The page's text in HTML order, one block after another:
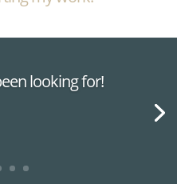
looking for!